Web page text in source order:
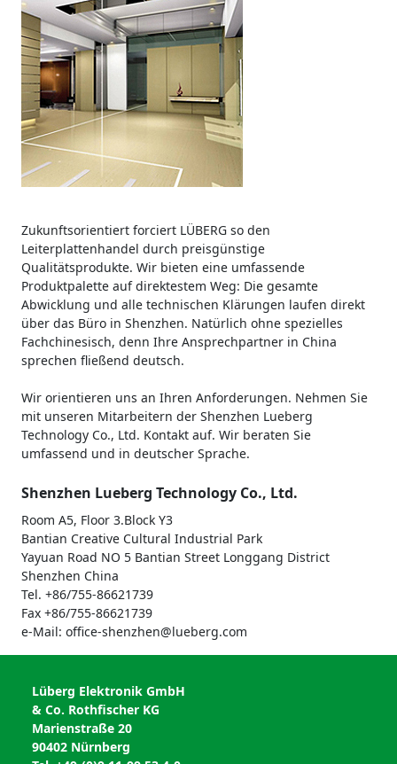
Zukunftsorientiert forciert LÜBERG so den
Leiterplattenhandel durch preisgünstige
Qualitätsprodukte. Wir bieten eine umfassende
Produktpalette auf direktestem Weg: Die gesamte
Abwicklung und alle technischen Klärungen laufen direkt
über das Büro in Shenzhen. Natürlich ohne spezielles
Fachchinesisch, denn Ihre Ansprechpartner in China
sprechen fließend deutsch.
Wir orientieren uns an Ihren Anforderungen. Nehmen Sie
mit unseren Mitarbeitern der Shenzhen Lueberg
Technology Co., Ltd. Kontakt auf. Wir beraten Sie
umfassend und in deutscher Sprache.
Shenzhen Lueberg Technology Co., Ltd.
Room A5, Floor 3.Block Y3
Bantian Creative Cultural Industrial Park
Yayuan Road NO 5 Bantian Street Longgang District
Shenzhen China
Tel. +86/755-86621739
Fax +86/755-86621739
e-Mail: office-shenzhen@lueberg.com
Lüberg Elektronik GmbH
& Co. Rothfischer KG
Marienstraße 20
90402 Nürnberg